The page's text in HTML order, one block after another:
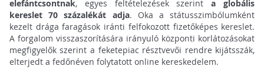
elefántcsontnak, egyes feltételezések szerinta globális
kereslet 70 százalékát adja. Oka a státusszimbólumként
kezelt drága faragások iránti felfokozott fizetőképes kereslet.
A forgalom visszaszorítására irányuló központi korlátozásokat
megfigyelők szerint a feketepiac résztvevői rendre kijátsszák,
elterjedt a fedőnéven folytatott online kereskedelem.